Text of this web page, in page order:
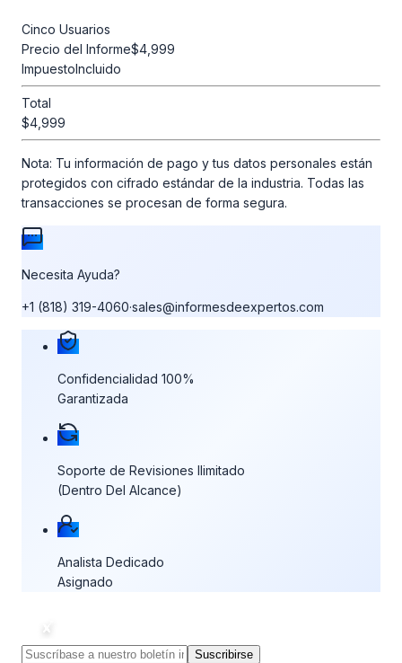
Cinco Usuarios
Precio del Informe$4,999
ImpuestoIncluido
Total
$4,999
Nota: Tu información de pago y tus datos personales están
protegidos con cifrado estándar de la industria. Todas las
transacciones se procesan de forma segura.
Necesita Ayuda?
+1 (818) 319-4060·sales@informesdeexpertos.com
Nuestras garantías de compra
Confidencialidad 100%
Garantizada
Soporte de Revisiones Ilimitado
(Dentro Del Alcance)
Analista Dedicado
Asignado
Suscribirse